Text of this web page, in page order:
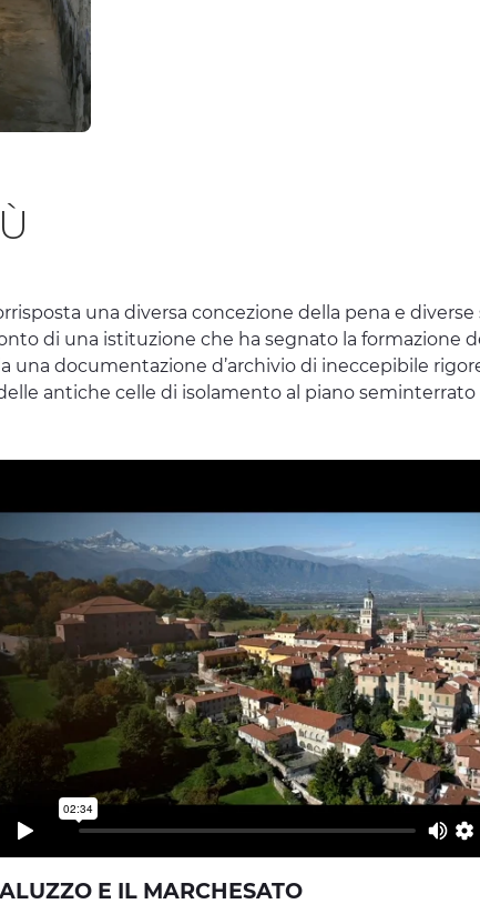
una diversa concezione della pena e diverse
di una istituzione che ha segnato la formazione
una documentazione d’archivio di ineccepibile
antiche celle di isolamento al piano seminterrato
E IL MARCHESATO